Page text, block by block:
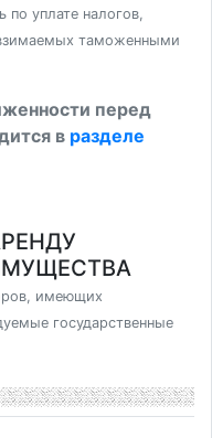
по уплате налогов,
таможенными
перед
в разделе
имеющих
государственные